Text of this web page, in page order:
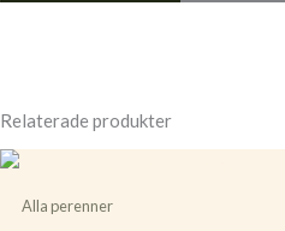
Relaterade produkter
Alla perenner